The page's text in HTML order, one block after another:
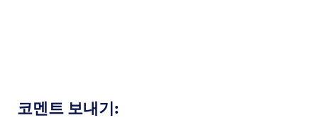
코멘트 보내기: